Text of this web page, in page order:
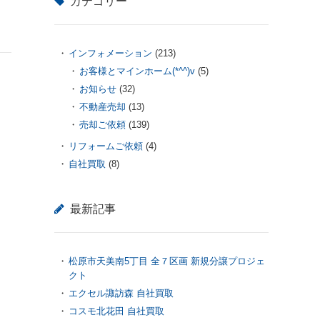
インフォメーション (213)
お客様とマインホーム(*^^)v (5)
お知らせ (32)
不動産売却 (13)
売却ご依頼 (139)
リフォームご依頼 (4)
自社買取 (8)
最新記事
松原市天美南5丁目 全７区画 新規分譲プロジェ
クト
エクセル諏訪森 自社買取
コスモ北花田 自社買取